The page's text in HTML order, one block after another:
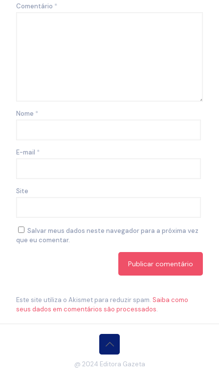
Comentário *
Nome *
E-mail *
Site
Salvar meus dados neste navegador para a próxima vez
que eu comentar.
Este site utiliza o Akismet para reduzir spam. Saiba como
seus dados em comentários são processados.
@ 2024 Editora Gazeta